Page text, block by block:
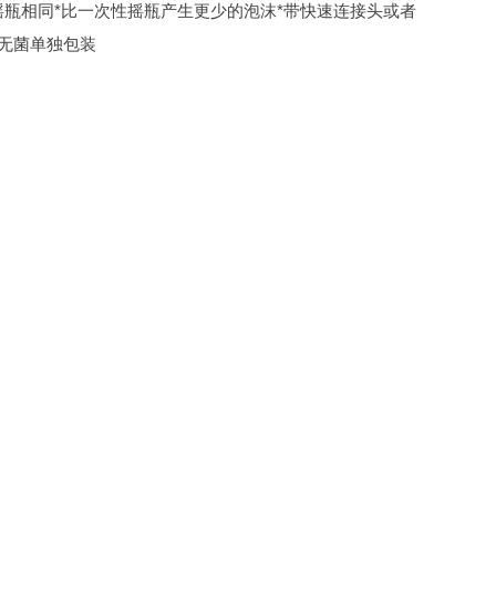
相同*比一次性摇瓶产生更少的泡沫*带快速连接头或者
菌单独包装